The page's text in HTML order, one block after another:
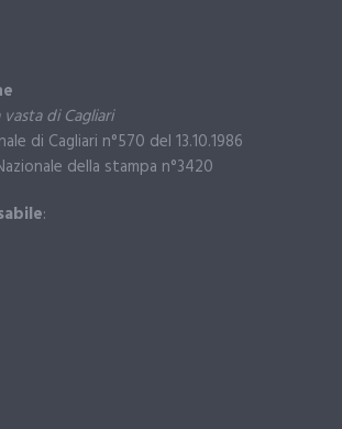
di Cagliari
di Cagliari n°570 del 13.10.1986
della stampa n°3420
: